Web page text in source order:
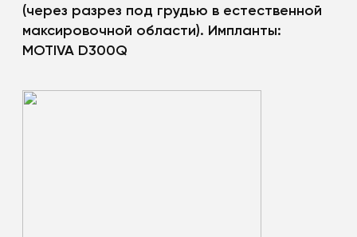
(через разрез под грудью в естественной
максировочной области). Импланты:
MOTIVA D300Q